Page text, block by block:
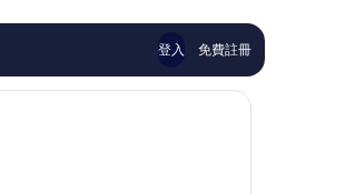
評
論
登入 免費註冊